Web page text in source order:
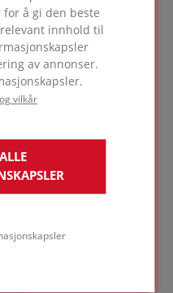
å gi den beste
innhold til
av annonser.
vilkår